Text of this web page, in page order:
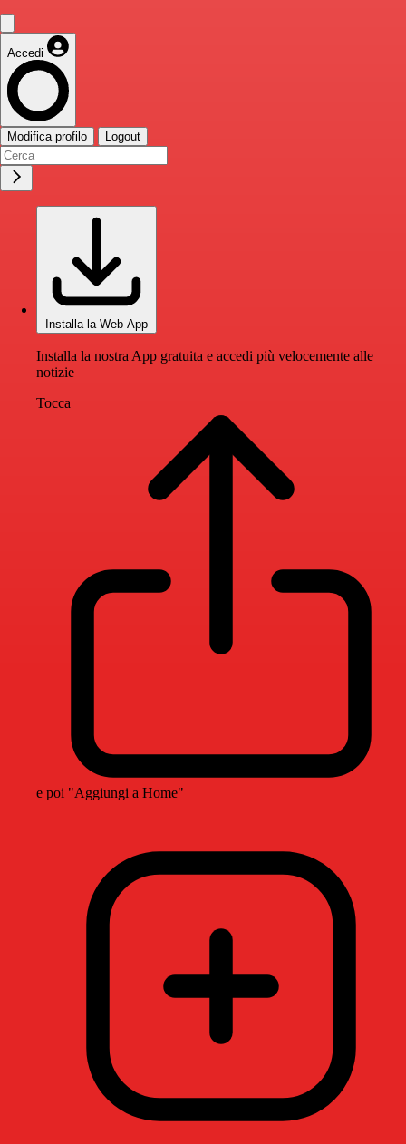
Accedi
Modifica profilo Logout
Installa la Web App
Installa la nostra App gratuita e accedi più velocemente alle
notizie
Tocca
e poi "Aggiungi a Home"